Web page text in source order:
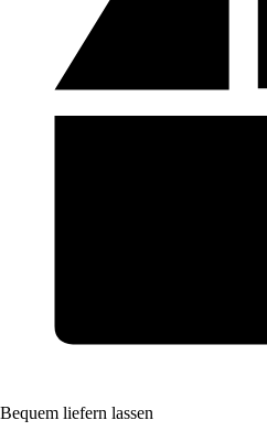
Bequem liefern lassen